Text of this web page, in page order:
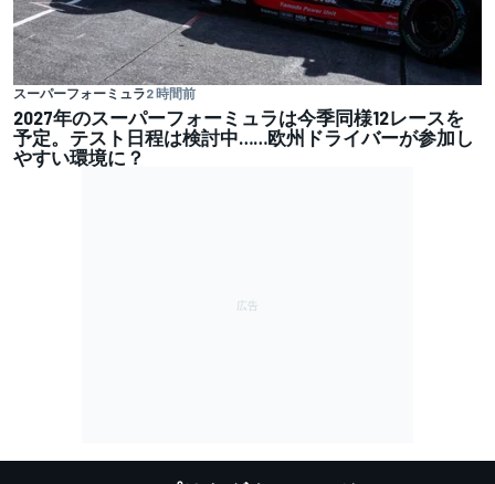
スーパーフォーミュラ2 時間前
2027年のスーパーフォーミュラは今季同様12レースを
予定。テスト日程は検討中……欧州ドライバーが参加し
やすい環境に？